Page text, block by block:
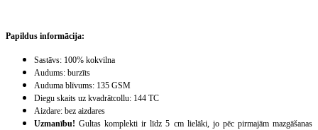
Papildus informācija:
Sastāvs: 100% kokvilna
Audums: burzīts
Auduma blīvums: 135 GSM
Diegu skaits uz kvadrātcollu: 144 TC
Aizdare: bez aizdares
Uzmanību! Gultas komplekti ir līdz 5 cm lielāki, jo pēc pirmajām mazgāšanas